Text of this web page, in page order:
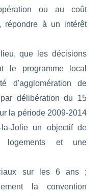
ou au coût
répondre à un intérêt
que les décisions
le programme local
d'agglomération de
délibération du 15
la période 2009-2014
Jolie un objectif de
et une
sur les 6 ans ;
la convention